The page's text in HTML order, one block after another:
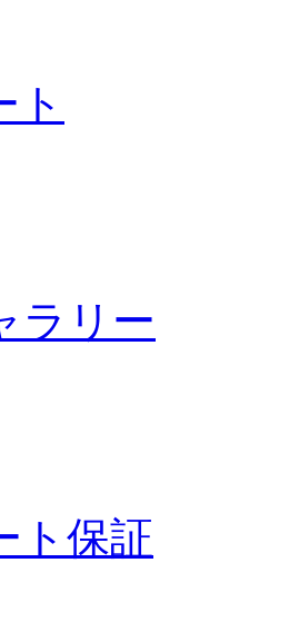
ト
ラリー
ト保証